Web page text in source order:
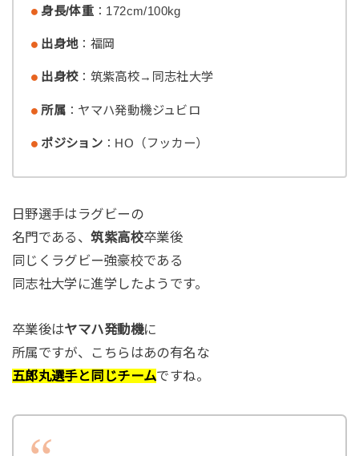
身長/体重 ：172cm/100kg
出身地：福岡
出身校：筑紫高校→同志社大学
所属：ヤマハ発動機ジュビロ
ポジション ：HO（フッカー）
日野選手はラグビーの
名門である、筑紫高校卒業後
同じくラグビー強豪校である
同志社大学に進学したようです。
卒業後はヤマハ発動機に
所属ですが、こちらはあの有名な
五郎丸選手と同じチームですね。